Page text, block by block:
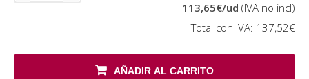
113,65€/ud (IVA no incl)
Total con IVA: 137,52€
AÑADIR AL CARRITO